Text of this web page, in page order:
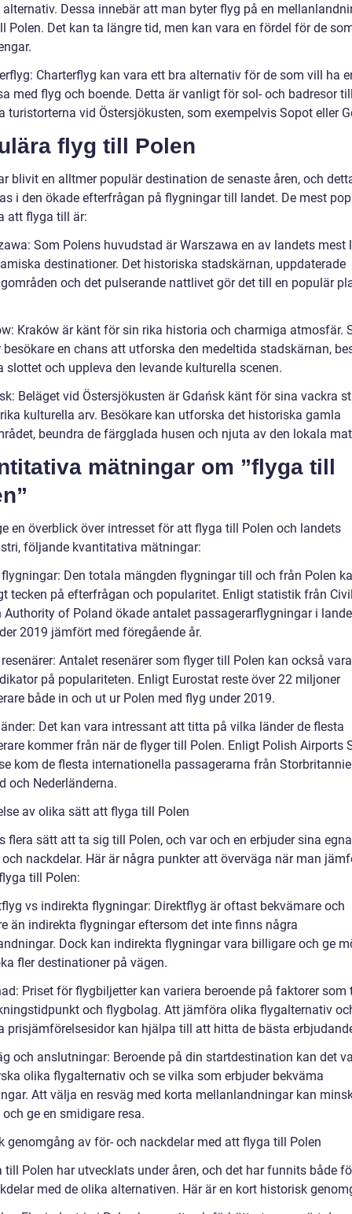
Dessa innebär att man byter flyg på en
Polen. Det kan ta längre tid, men kan vara en fördel för de
Charterflyg kan vara ett bra alternativ för de som vill ha
med flyg och boende. Detta är vanligt för sol- och badresor
turistorterna vid Östersjökusten, som exempelvis Sopot eller
flyg till Polen
blivit en alltmer populär destination de senaste åren, och
i den ökade efterfrågan på flygningar till landet. De mest
att flyga till är:
Som Polens huvudstad är Warszawa en av landets mest
destinationer. Det historiska stadskärnan, uppdaterade
och det pulserande nattlivet gör det till en populär
Kraków är känt för sin rika historia och charmiga atmosfär.
besökare en chans att utforska den medeltida stadskärnan,
slottet och uppleva den levande kulturella scenen.
Beläget vid Östersjökusten är Gdańsk känt för sina vackra
kulturella arv. Besökare kan utforska det historiska gamla
beundra de färgglada husen och njuta av den lokala
mätningar om ”flyga till
en överblick över intresset för att flyga till Polen och landets
följande kvantitativa mätningar:
Den totala mängden flygningar till och från Polen
tecken på efterfrågan och popularitet. Enligt statistik från
Authority of Poland ökade antalet passagerarflygningar i
2019 jämfört med föregående år.
Antalet resenärer som flyger till Polen kan också
på populariteten. Enligt Eurostat reste över 22 miljoner
både in och ut ur Polen med flyg under 2019.
Det kan vara intressant att titta på vilka länder de flesta
kommer från när de flyger till Polen. Enligt Polish Airports
kom de flesta internationella passagerarna från
och Nederländerna.
av olika sätt att flyga till Polen
flera sätt att ta sig till Polen, och var och en erbjuder sina egna
nackdelar. Här är några punkter att överväga när man
till Polen:
vs indirekta flygningar: Direktflyg är oftast bekvämare och
än indirekta flygningar eftersom det inte finns några
Dock kan indirekta flygningar vara billigare och ge
fler destinationer på vägen.
Priset för flygbiljetter kan variera beroende på faktorer som
och flygbolag. Att jämföra olika flygalternativ
prisjämförelsesidor kan hjälpa till att hitta de bästa
och anslutningar: Beroende på din startdestination kan det
olika flygalternativ och se vilka som erbjuder bekväma
Att välja en resväg med korta mellanlandningar kan
ge en smidigare resa.
genomgång av för- och nackdelar med att flyga till Polen
till Polen har utvecklats under åren, och det har funnits både
med de olika alternativen. Här är en kort historisk